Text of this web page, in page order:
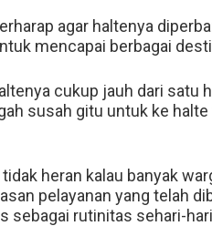
agar haltenya
mencapai berbagai
cukup jauh dari satu
susah gitu untuk ke halte
heran kalau banyak
pelayanan yang telah
sebagai rutinitas sehari-